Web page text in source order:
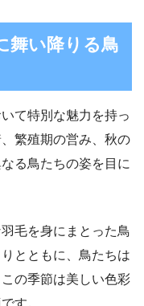
舞い降りる鳥
て特別な魅力を持っ
繁殖期の営み、秋の
る鳥たちの姿を目に
毛を身にまとった鳥
とともに、鳥たちは
の季節は美しい色彩
す。